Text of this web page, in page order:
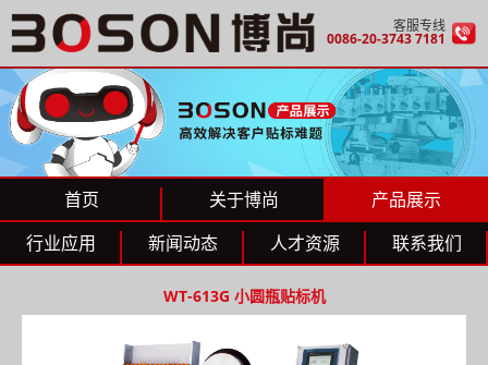
客服专线
0086-20-3743 7181
首页 关于博尚
产品展示
行业应用
新闻动态 人才资源 联系我们
WT-613G 小圆瓶贴标机